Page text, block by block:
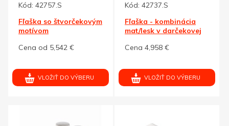
Kód: 42757.S
Fľaška so štvorčekovým
motívom
Cena od 5,542 €
VLOŽIŤ DO VÝBERU
Kód: 42737.S
Fľaška - kombinácia
mat/lesk v darčekovej
Cena 4,958 €
VLOŽIŤ DO VÝBERU